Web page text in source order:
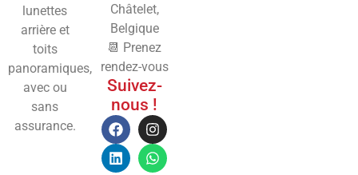
lunettes
arrière et
toits
panoramiques,
avec ou
sans
assurance.
Châtelet,
Belgique
📆 Prenez
rendez-vous
Suivez-
nous !